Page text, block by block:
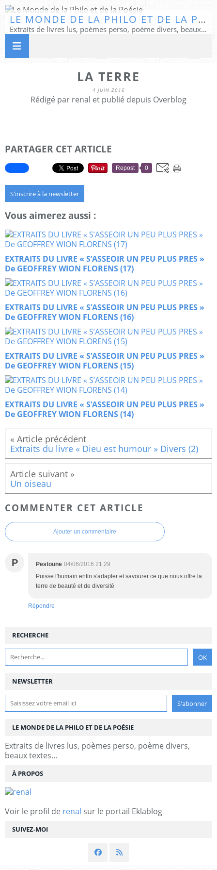
LE MONDE DE LA PHILO ET DE LA POÉSIE
Extraits de livres lus, poèmes perso, poème divers, beaux textes...
LA TERRE
4 JUIN 2016
Rédigé par renal et publié depuis Overblog
PARTAGER CET ARTICLE
Repost 0
S'inscrire à la newsletter
Vous aimerez aussi :
EXTRAITS DU LIVRE « S’ASSEOIR UN PEU PLUS PRES »
De GEOFFREY WION FLORENS (17)
EXTRAITS DU LIVRE « S’ASSEOIR UN PEU PLUS PRES »
De GEOFFREY WION FLORENS (16)
EXTRAITS DU LIVRE « S’ASSEOIR UN PEU PLUS PRES »
De GEOFFREY WION FLORENS (15)
EXTRAITS DU LIVRE « S’ASSEOIR UN PEU PLUS PRES »
De GEOFFREY WION FLORENS (14)
Extraits du livre « Dieu est humour » Divers (2)
Un oiseau
COMMENTER CET ARTICLE
Ajouter un commentaire
P Pestoune 04/06/2016 21:29
Puisse l'humain enfin s'adapter et savourer ce que nous offre la
terre de beauté et de diversité
Répondre
NEWSLETTER
SUIVEZ-MOI
RECHERCHE
LE MONDE DE LA PHILO ET DE LA POÉSIE
Extraits de livres lus, poèmes perso, poème divers,
beaux textes...
À PROPOS
Voir le profil de renal sur le portail Eklablog